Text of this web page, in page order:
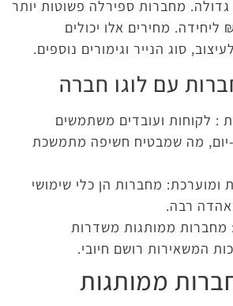
מחברות ספירלה פשוטות יותר
לעלות כ-8 ₪ ליחידה. מחירים אלו יכולים
סוג הנייר וגימורים נוספים.
עם לוגו חברה
: לקוחות ועובדים משתמשים
יום, מה שמבטיח חשיפה מתמשכת
ומוערכת: מחברות הן כלי שימושי
רבה.
מחברות ממותגות משדרות
המשאירות רושם חיובי.
ממותגות